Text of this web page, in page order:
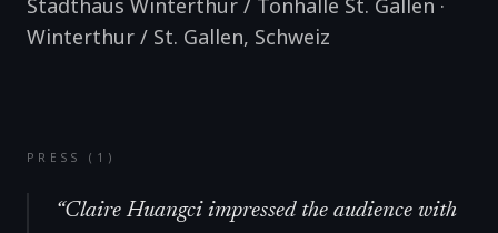
Stadthaus Winterthur / Tonhalle St. Gallen ·
Winterthur / St. Gallen, Schweiz
PRESS ( 1 )
“Claire Huangci impressed the audience with